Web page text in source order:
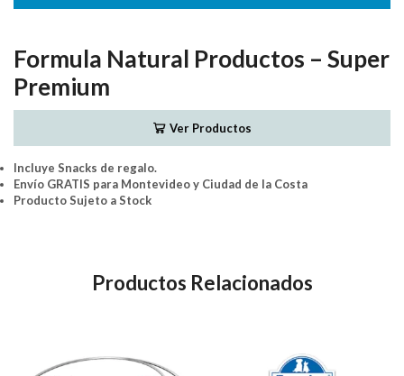
Formula Natural Productos – Super
Premium
Ver Productos
Incluye Snacks de regalo.
Envío GRATIS para Montevideo y Ciudad de la Costa
Producto Sujeto a Stock
Productos Relacionados